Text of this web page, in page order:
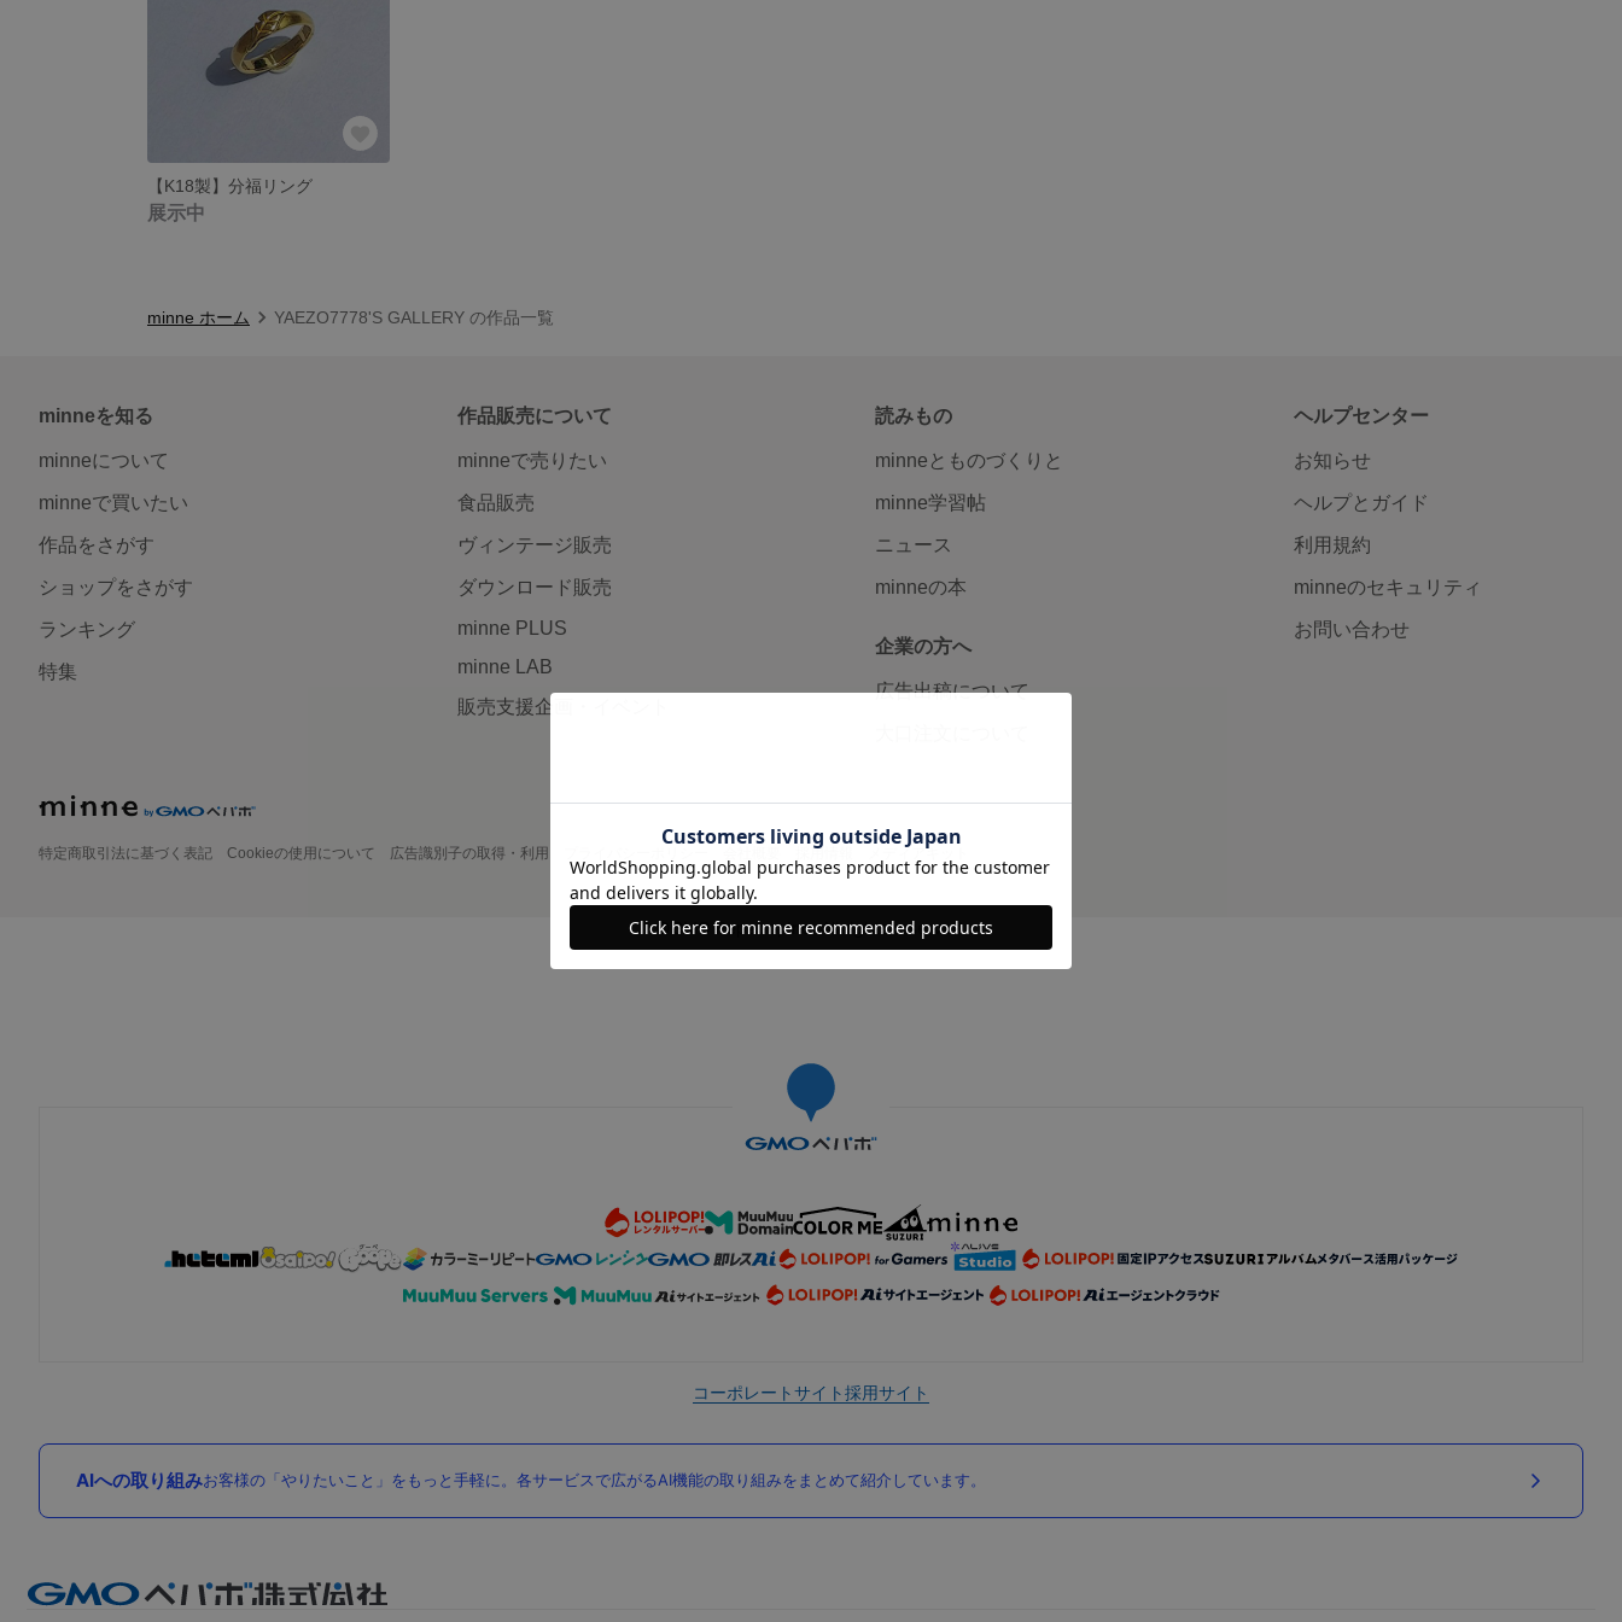
【K18製】分福リング
展示中
minne ホーム YAEZO7778'S GALLERY の作品一覧
minneを知る
minneについて
minneで買いたい
作品をさがす
ショップをさがす
ランキング
特集
作品販売について
minneで売りたい
食品販売
ヴィンテージ販売
ダウンロード販売
minne PLUS
minne LAB
販売支援企画・イベント
読みもの
minneとものづくりと
minne学習帖
ニュース
minneの本
企業の方へ
広告出稿について
ヘルプセンター
お知らせ
ヘルプとガイド
利用規約
minneのセキュリティ
お問い合わせ
特定商取引法に基づく表記 Cookieの使用について 広告識別子の取得・利用 採用情報 メディアキット
©GMO Pepabo, Inc. All rights reserved.
コーポレートサイト採用サイト
AIへの取り組みお客様の「やりたいこと」をもっと手軽に。各サービスで広がるAI機能の取り組みをまとめて紹介しています。